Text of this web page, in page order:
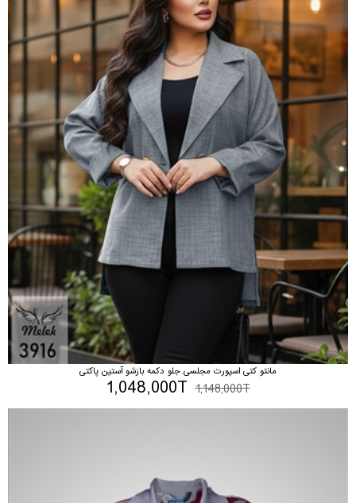
مانتو کتی اسپورت مجلسی جلو دکمه بازشو آستین پاکتی
1,148,000T
1,048,000T